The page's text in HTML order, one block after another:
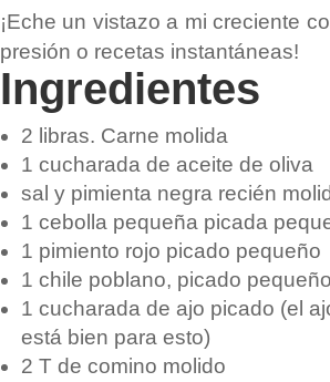
¡Eche un vistazo a mi creciente
presión o recetas instantáneas!
Ingredientes
2 libras. Carne molida
1 cucharada de aceite de oliva
sal y pimienta negra recién
1 cebolla pequeña picada
1 pimiento rojo picado pequeño
1 chile poblano, picado
1 cucharada de ajo picado (el
está bien para esto)
2 T de comino molido